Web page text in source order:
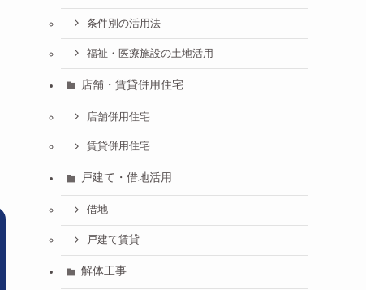
条件別の活用法
福祉・医療施設の土地活用
店舗・賃貸併用住宅
店舗併用住宅
賃貸併用住宅
戸建て・借地活用
借地
戸建て賃貸
解体工事